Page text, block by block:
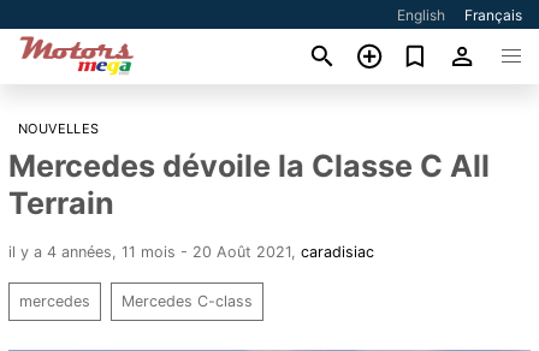
English Français
NOUVELLES
Mercedes dévoile la Classe C All
Terrain
il y a 4 années, 11 mois - 20 Août 2021 caradisiac
mercedes Mercedes C-class